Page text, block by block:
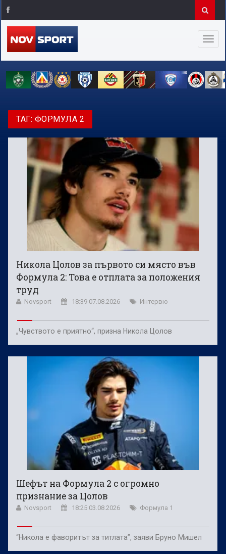
ТАГ: ФОРМУЛА 2
Никола Цолов за първото си място във
Формула 2: Това е отплата за положения
труд
Novsport 18:39 07.08.2026 Интервю
„Чувството е приятно“, призна Никола Цолов
Шефът на Формула 2 с огромно
признание за Цолов
Novsport 18:25 03.08.2026 Формула 1
“Никола е фаворитът за титлата”, заяви Бруно Мишел